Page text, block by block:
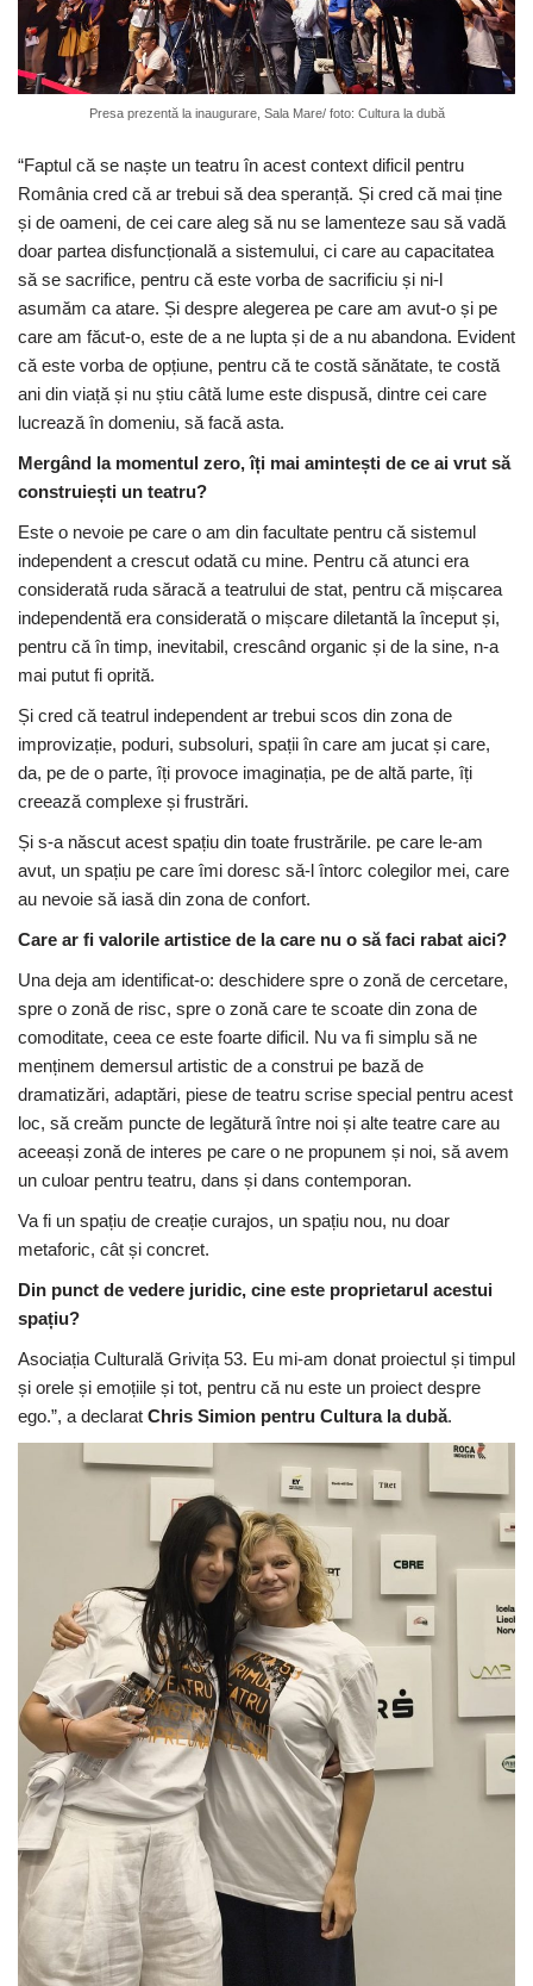
Presa prezentă la inaugurare, Sala Mare/ foto: Cultura la dubă
“Faptul că se naște un teatru în acest context dificil pentru
România cred că ar trebui să dea speranță. Și cred că mai ține
și de oameni, de cei care aleg să nu se lamenteze sau să vadă
doar partea disfuncțională a sistemului, ci care au capacitatea
să se sacrifice, pentru că este vorba de sacrificiu și ni-l
asumăm ca atare. Și despre alegerea pe care am avut-o și pe
care am făcut-o, este de a ne lupta și de a nu abandona. Evident
că este vorba de opțiune, pentru că te costă sănătate, te costă
ani din viață și nu știu câtă lume este dispusă, dintre cei care
lucrează în domeniu, să facă asta.
Mergând la momentul zero, îți mai amintești de ce ai vrut să
construiești un teatru?
Este o nevoie pe care o am din facultate pentru că sistemul
independent a crescut odată cu mine. Pentru că atunci era
considerată ruda săracă a teatrului de stat, pentru că mișcarea
independentă era considerată o mișcare diletantă la început și,
pentru că în timp, inevitabil, crescând organic și de la sine, n-a
mai putut fi oprită.
Și cred că teatrul independent ar trebui scos din zona de
improvizație, poduri, subsoluri, spații în care am jucat și care,
da, pe de o parte, îți provoce imaginația, pe de altă parte, îți
creează complexe și frustrări.
Și s-a născut acest spațiu din toate frustrările. pe care le-am
avut, un spațiu pe care îmi doresc să-l întorc colegilor mei, care
au nevoie să iasă din zona de confort.
Care ar fi valorile artistice de la care nu o să faci rabat aici?
Una deja am identificat-o: deschidere spre o zonă de cercetare,
spre o zonă de risc, spre o zonă care te scoate din zona de
comoditate, ceea ce este foarte dificil. Nu va fi simplu să ne
menținem demersul artistic de a construi pe bază de
dramatizări, adaptări, piese de teatru scrise special pentru acest
loc, să creăm puncte de legătură între noi și alte teatre care au
aceeași zonă de interes pe care o ne propunem și noi, să avem
un culoar pentru teatru, dans și dans contemporan.
Va fi un spațiu de creație curajos, un spațiu nou, nu doar
metaforic, cât și concret.
Din punct de vedere juridic, cine este proprietarul acestui
spațiu?
Asociația Culturală Grivița 53. Eu mi-am donat proiectul și timpul
și orele și emoțiile și tot, pentru că nu este un proiect despre
ego.”, a declarat Chris Simion pentru Cultura la dubă.